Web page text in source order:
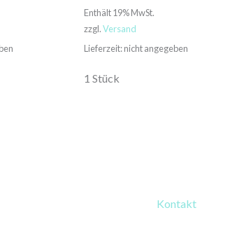
Enthält 19% MwSt.
zzgl.Versand
Lieferzeit: nicht angegeben
1 Stück
Kontakt